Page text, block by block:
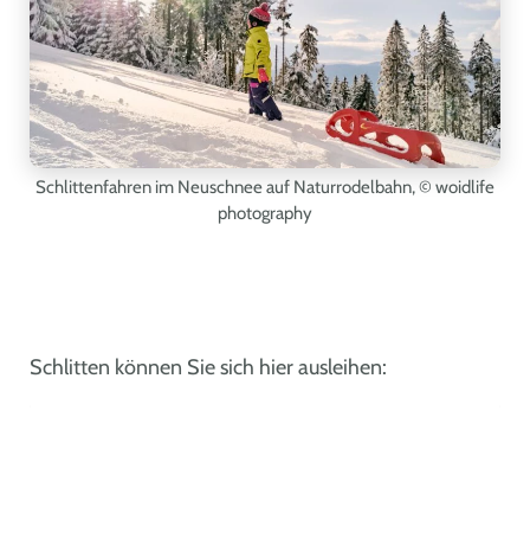
Schlittenfahren im Neuschnee auf Naturrodelbahn,© woidlife
photography
Schlitten können Sie sich hier ausleihen: